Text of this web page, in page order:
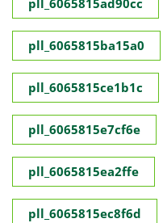
pll_6065815ad90cc
pll_6065815ba15a0
pll_6065815ce1b1c
pll_6065815e7cf6e
pll_6065815ea2ffe
pll_6065815ec8f6d